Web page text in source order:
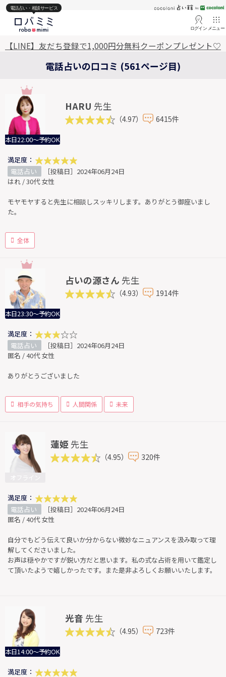
電話占い・相談サービス
ログイン メニュー
【LINE】友だち登録で1,000円分無料クーポンプレゼント♡
電話占いの口コミ (561ページ目)
本日22:00～予約OK
HARU 先生
（4.97） 6415件
満足度：
電話占い
［投稿日］2024年06月24日
はれ / 30代 女性
モヤモヤすると先生に相談しスッキリします。ありがとう御座いまし
た。
全体
本日23:30～予約OK
占いの源さん 先生
（4.93） 1914件
満足度：
電話占い
［投稿日］2024年06月24日
匿名 / 40代 女性
ありがとうございました
相手の気持ち 人間関係 未来
蓮姫 先生
（4.95） 320件
満足度：
電話占い
［投稿日］2024年06月24日
匿名 / 40代 女性
自分でもどう伝えて良いか分からない微妙なニュアンスを汲み取って理
解してくださいました。
お声は穏やかですが鋭い方だと思います。私の式な占術を用いて鑑定し
て頂いたようで嬉しかったです。また是非よろしくお願いいたします。
本日14:00～予約OK
光音 先生
（4.95） 723件
満足度：